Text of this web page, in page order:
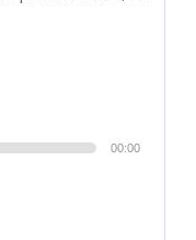
00:00